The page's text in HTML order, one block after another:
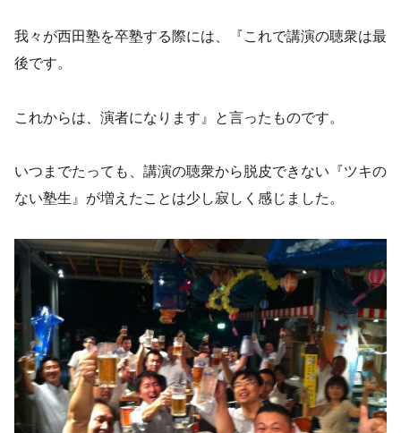
我々が西田塾を卒塾する際には、『これで講演の聴衆は最
後です。
これからは、演者になります』と言ったものです。
いつまでたっても、講演の聴衆から脱皮できない『ツキの
ない塾生』が増えたことは少し寂しく感じました。